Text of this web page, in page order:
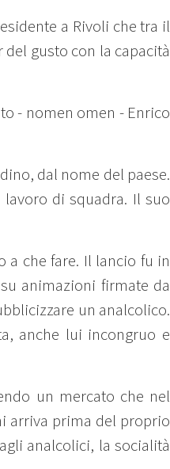
a Rivoli che tra il
gusto con la capacità
- nomen omen - Enrico
dal nome del paese.
di squadra. Il suo
a che fare. Il lancio fu in
animazioni firmate da
un analcolico.
anche lui incongruo e
un mercato che nel
arriva prima del proprio
analcolici, la socialità